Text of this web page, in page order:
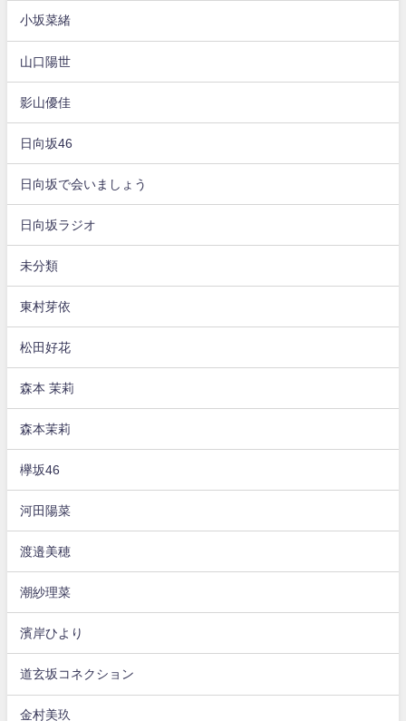
小坂菜緒
山口陽世
影山優佳
日向坂46
日向坂で会いましょう
日向坂ラジオ
未分類
東村芽依
松田好花
森本 茉莉
森本茉莉
欅坂46
河田陽菜
渡邉美穂
潮紗理菜
濱岸ひより
道玄坂コネクション
金村美玖